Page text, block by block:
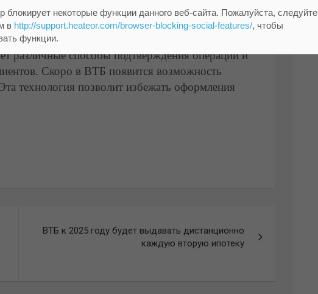
кредитной карты и доступа к учетной записи
изучить актуальные сценарии
Банк продолжает разрабатывать инструменты
различные способы подтверждения операций и
Скоро в ВТБ появится возможность
технология позволит избежать оформления
ВТБ к 2025 году будет выдавать дистанционно
каждую вторую ипотеку
блокирует некоторые функции данного веб-сайта. Пожалуйста, следуйте
в http://support.heateor.com/browser-blocking-social-features/, чтобы
функции.